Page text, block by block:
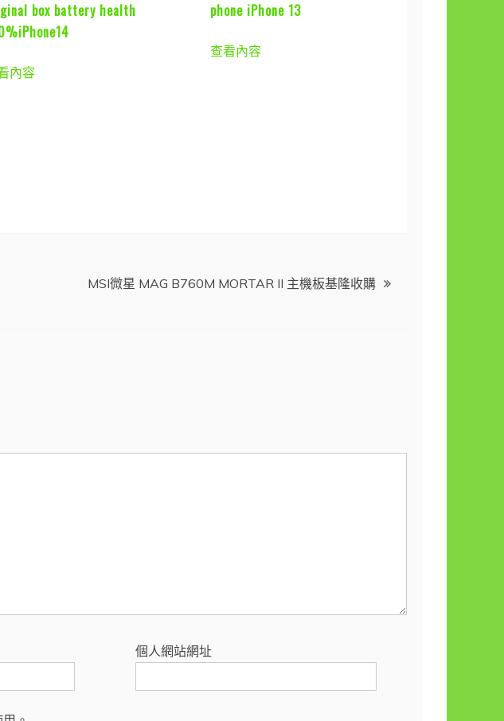
box battery health
內容
phone iPhone 13
查看內容
MSI微星 MAG B760M MORTAR II 主機板基隆收購
個人網站網址